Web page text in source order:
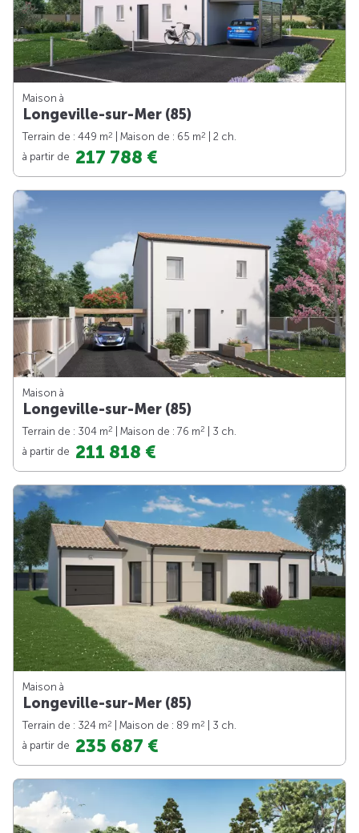
Maison à
Longeville-sur-Mer (85)
Terrain de : 449 m2 | Maison de : 65 m2
| 2 ch.
à partir de 217 788 €
Maison à
Longeville-sur-Mer (85)
Terrain de : 304 m2 | Maison de : 76 m2
| 3 ch.
à partir de 211 818 €
Maison à
Longeville-sur-Mer (85)
Terrain de : 324 m2 | Maison de : 89 m2
| 3 ch.
à partir de 235 687 €